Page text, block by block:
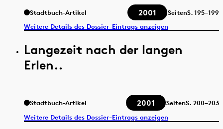
Stadtbuch-Artikel 2001 SeitenS.195–199
Weitere Details des Dossier-Eintrags anzeigen
Langezeit nach der langen
Erlen..
Stadtbuch-Artikel 2001 SeitenS. 200–203
Weitere Details des Dossier-Eintrags anzeigen